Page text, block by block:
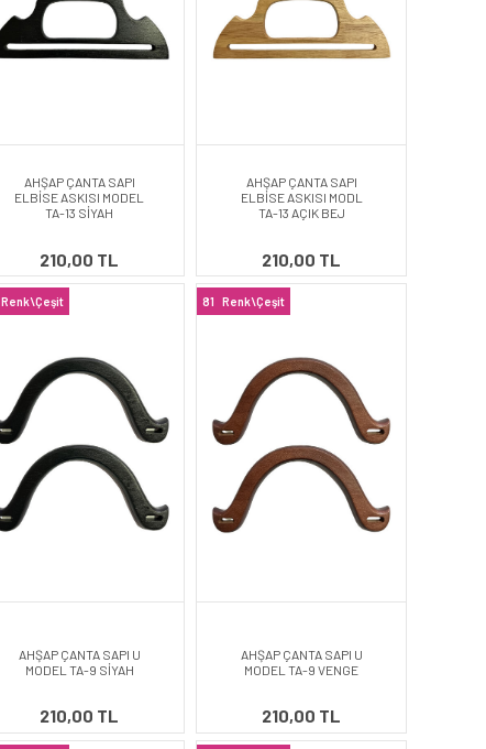
AHŞAP ÇANTA SAPI
ELBİSE ASKISI MODEL
TA-13 SİYAH
210,00 TL
AHŞAP ÇANTA SAPI
ELBİSE ASKISI MODL
TA-13 AÇIK BEJ
210,00 TL
Renk\Çeşit
AHŞAP ÇANTA SAPI U
MODEL TA-9 SİYAH
210,00 TL
81 Renk\Çeşit
AHŞAP ÇANTA SAPI U
MODEL TA-9 VENGE
210,00 TL